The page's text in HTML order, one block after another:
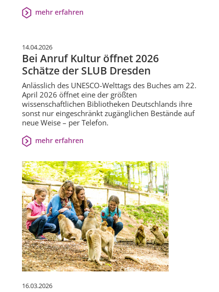
mehr erfahren
14.04.2026
Bei Anruf Kultur öffnet 2026
Schätze der SLUB Dresden
Anlässlich des UNESCO-Welttags des Buches am 22.
April 2026 öffnet eine der größten
wissenschaftlichen Bibliotheken Deutschlands ihre
sonst nur eingeschränkt zugänglichen Bestände auf
neue Weise – per Telefon.
mehr erfahren
16.03.2026